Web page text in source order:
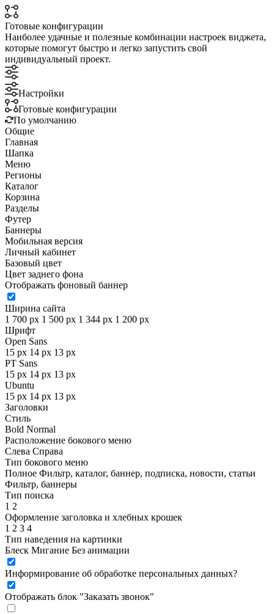
Готовые конфигурации
Наиболее удачные и полезные комбинации настроек виджета,
которые помогут быстро и легко запустить свой
индивидуальный проект.
Настройки
Готовые конфигурации
По умолчанию
Общие
Главная
Шапка
Меню
Регионы
Каталог
Корзина
Разделы
Футер
Баннеры
Мобильная версия
Личный кабинет
Базовый цвет
Цвет заднего фона
Отображать фоновый баннер
Ширина сайта
1 700 px 1 500 px 1 344 px 1 200 px
Шрифт
Open Sans
15 px 14 px 13 px
PT Sans
15 px 14 px 13 px
Ubuntu
15 px 14 px 13 px
Заголовки
Стиль
Bold Normal
Расположение бокового меню
Слева Справа
Тип бокового меню
Полное Фильтр, каталог, баннер, подписка, новости, статьи
Фильтр, баннеры
Тип поиска
1 2
Оформление заголовка и хлебных крошек
1 2 3 4
Тип наведения на картинки
Блеск Мигание Без анимации
Информирование об обработке персональных данных?
Отображать блок "Заказать звонок"